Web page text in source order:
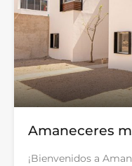
Amaneceres
¡Bienvenidos a